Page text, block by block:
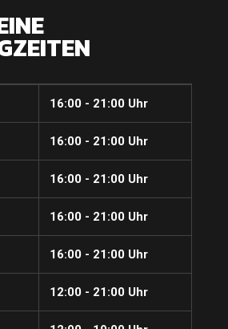
16:00 - 21:00 Uhr
16:00 - 21:00 Uhr
16:00 - 21:00 Uhr
16:00 - 21:00 Uhr
16:00 - 21:00 Uhr
12:00 - 21:00 Uhr